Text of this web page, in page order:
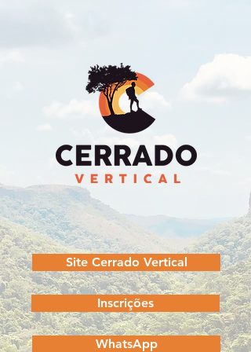
Site Cerrado Vertical
Inscrições
WhatsApp